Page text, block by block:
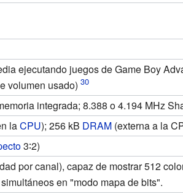
ejecutando juegos de Game Boy
volumen usado)
integrada; 8.388 o 4.194 MHz
laCPU); 256 kB DRAM(externa a la
3∶2)
por canal), capaz de mostrar 512
en "modo mapa de bits".